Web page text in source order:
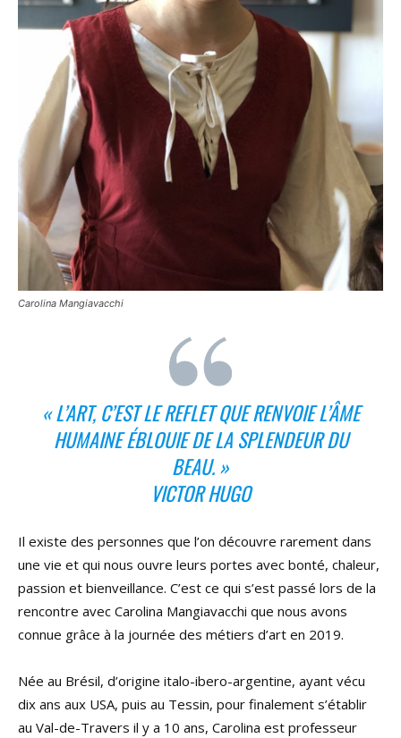
Carolina Mangiavacchi
« L’ART, C’EST LE REFLET QUE RENVOIE L’ÂME
HUMAINE ÉBLOUIE DE LA SPLENDEUR DU
BEAU. »
VICTOR HUGO
Il existe des personnes que l’on découvre rarement dans
une vie et qui nous ouvre leurs portes avec bonté, chaleur,
passion et bienveillance. C’est ce qui s’est passé lors de la
rencontre avec Carolina Mangiavacchi que nous avons
connue grâce à la journée des métiers d’art en 2019.
Née au Brésil, d’origine italo-ibero-argentine, ayant vécu
dix ans aux USA, puis au Tessin, pour finalement s’établir
au Val-de-Travers il y a 10 ans, Carolina est professeur